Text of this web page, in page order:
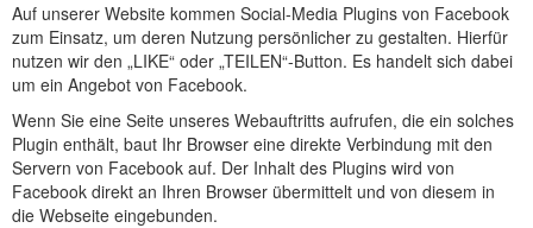
Auf unserer Website kommen Social-Media Plugins von Facebook
zum Einsatz, um deren Nutzung persönlicher zu gestalten. Hierfür
nutzen wir den „LIKE“ oder „TEILEN“-Button. Es handelt sich dabei
um ein Angebot von Facebook.
Wenn Sie eine Seite unseres Webauftritts aufrufen, die ein solches
Plugin enthält, baut Ihr Browser eine direkte Verbindung mit den
Servern von Facebook auf. Der Inhalt des Plugins wird von
Facebook direkt an Ihren Browser übermittelt und von diesem in
die Webseite eingebunden.